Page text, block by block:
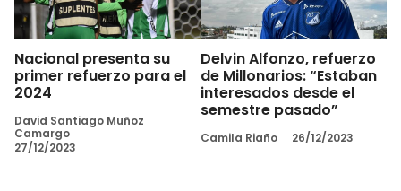
Nacional presenta su
primer refuerzo para el
2024
David Santiago Muñoz
Camargo
27/12/2023
Delvin Alfonzo, refuerzo
de Millonarios: “Estaban
interesados desde el
semestre pasado”
Camila Riaño 26/12/2023